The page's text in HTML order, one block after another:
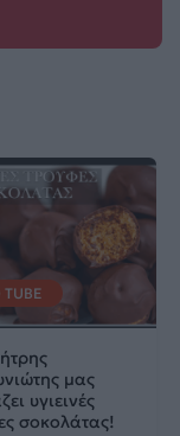
TUBE
μας
υγιεινές
σοκολάτας!